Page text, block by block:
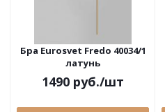
Бра Eurosvet Fredo 40034/1
латунь
1490 руб./шт